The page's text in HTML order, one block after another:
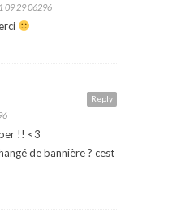
09 29 06296
Reply
!! <3
de bannière ? cest